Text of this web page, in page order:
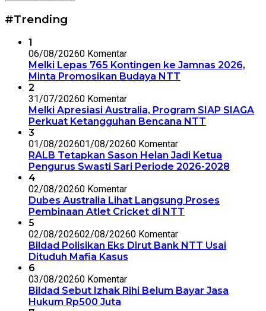
#Trending
1
06/08/20260 Komentar
Melki Lepas 765 Kontingen ke Jamnas 2026,
Minta Promosikan Budaya NTT
2
31/07/20260 Komentar
Melki Apresiasi Australia, Program SIAP SIAGA
Perkuat Ketangguhan Bencana NTT
3
01/08/202601/08/20260 Komentar
RALB Tetapkan Sason Helan Jadi Ketua
Pengurus Swasti Sari Periode 2026-2028
4
02/08/20260 Komentar
Dubes Australia Lihat Langsung Proses
Pembinaan Atlet Cricket di NTT
5
02/08/202602/08/20260 Komentar
Bildad Polisikan Eks Dirut Bank NTT Usai
Dituduh Mafia Kasus
6
03/08/20260 Komentar
Bildad Sebut Izhak Rihi Belum Bayar Jasa
Hukum Rp500 Juta